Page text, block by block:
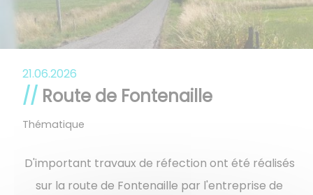
21.06.2026
Route de Fontenaille
Thématique
D'important travaux de réfection ont été réalisés
sur la route de Fontenaille par l'entreprise de